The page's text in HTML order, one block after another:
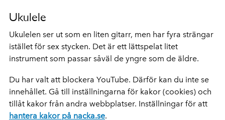
Ukulele
Ukulelen ser ut som en liten gitarr, men har fyra strängar
istället för sex stycken. Det är ett lättspelat litet
instrument som passar såväl de yngre som de äldre.
Du har valt att blockera YouTube. Därför kan du inte se
innehållet. Gå till inställningarna för kakor (cookies) och
tillåt kakor från andra webbplatser. Inställningar för att
hantera kakor på nacka.se.